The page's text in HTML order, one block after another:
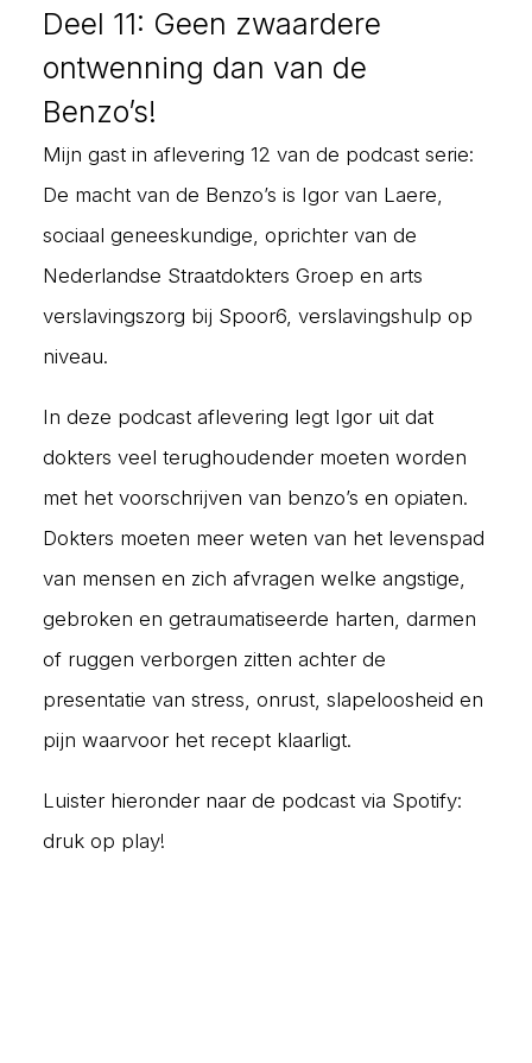
Deel 11: Geen zwaardere
ontwenning dan van de
Benzo’s!
Mijn gast in aflevering 12 van de podcast serie:
De macht van de Benzo’s is Igor van Laere,
sociaal geneeskundige, oprichter van de
Nederlandse Straatdokters Groep en arts
verslavingszorg bij Spoor6, verslavingshulp op
niveau.
In deze podcast aflevering legt Igor uit dat
dokters veel terughoudender moeten worden
met het voorschrijven van benzo’s en opiaten.
Dokters moeten meer weten van het levenspad
van mensen en zich afvragen welke angstige,
gebroken en getraumatiseerde harten, darmen
of ruggen verborgen zitten achter de
presentatie van stress, onrust, slapeloosheid en
pijn waarvoor het recept klaarligt.
Luister hieronder naar de podcast via Spotify:
druk op play!